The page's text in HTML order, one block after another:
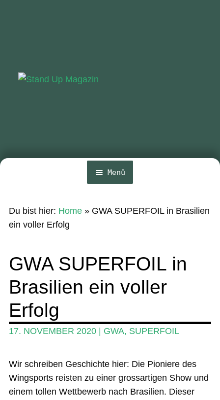
Menü
SUP-Events
Ratgeber
Stand Up Magazin TV
Mein Konto
Du bist hier: Home» GWA SUPERFOIL in Brasilien
ein voller Erfolg
GWA SUPERFOIL in
Brasilien ein voller
Erfolg
17. NOVEMBER 2020| GWA, SUPERFOIL
Wir schreiben Geschichte hier: Die Pioniere des
Wingsports reisten zu einer grossartigen Show und
einem tollen Wettbewerb nach Brasilien. Dieser